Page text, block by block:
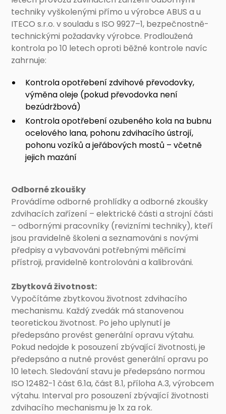
techniky vyškolenými přímo u výrobce ABUS a u
ITECO s.r.o. v souladu s ISO 9927–1, bezpečnostně-
technickými požadavky výrobce. Prodloužená
kontrola po 10 letech oproti běžné kontrole navíc
zahrnuje:
Kontrola opotřebení zdvihové převodovky,
výměna oleje (pokud převodovka není
bezúdržbová)
Kontrola opotřebení ozubeného kola na bubnu
ocelového lana, pohonu zdvihacího ústrojí,
pohonu vozíků a jeřábových mostů – včetně
jejich mazání
Odborné zkoušky
Provádíme odborné prohlídky a odborné zkoušky
zdvihacích zařízení – elektrické části a strojní části
– odbornými pracovníky (revizními techniky), kteří
jsou pravidelně školeni a seznamováni s novými
předpisy a vybavováni potřebnými měřicími
přístroji, pravidelně kontrolováni a kalibrováni.
Zbytková životnost:
Vypočítáme zbytkovou životnost zdvihacího
mechanismu. Každý zvedák má stanovenou
teoretickou životnost. Po jeho uplynutí je
předepsáno provést generální opravu výtahu.
Pokud nedojde k posouzení zbývající životnosti, je
předepsáno a nutné provést generální opravu po
10 letech. Sledování stavu je předepsáno normou
ISO 12482-1 část 6.1a, část 8.1, příloha A.3, výrobcem
výtahu. Interval pro posouzení zbývající životnosti
zdvihacího mechanismu je 1x za rok.